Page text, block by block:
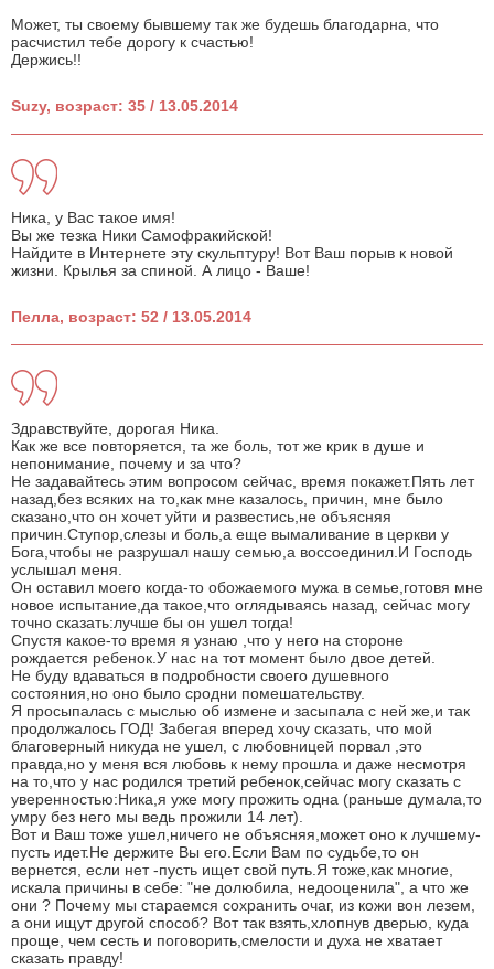
Может, ты своему бывшему так же будешь благодарна, что
расчистил тебе дорогу к счастью!
Держись!!
Suzy, возраст: 35 / 13.05.2014
Ника, у Вас такое имя!
Вы же тезка Ники Самофракийской!
Найдите в Интернете эту скульптуру! Вот Ваш порыв к новой
жизни. Крылья за спиной. А лицо - Ваше!
Пелла, возраст: 52 / 13.05.2014
Здравствуйте, дорогая Ника.
Как же все повторяется, та же боль, тот же крик в душе и
непонимание, почему и за что?
Не задавайтесь этим вопросом сейчас, время покажет.Пять лет
назад,без всяких на то,как мне казалось, причин, мне было
сказано,что он хочет уйти и развестись,не объясняя
причин.Ступор,слезы и боль,а еще вымаливание в церкви у
Бога,чтобы не разрушал нашу семью,а воссоединил.И Господь
услышал меня.
Он оставил моего когда-то обожаемого мужа в семье,готовя мне
новое испытание,да такое,что оглядываясь назад, сейчас могу
точно сказать:лучше бы он ушел тогда!
Спустя какое-то время я узнаю ,что у него на стороне
рождается ребенок.У нас на тот момент было двое детей.
Не буду вдаваться в подробности своего душевного
состояния,но оно было сродни помешательству.
Я просыпалась с мыслью об измене и засыпала с ней же,и так
продолжалось ГОД! Забегая вперед хочу сказать, что мой
благоверный никуда не ушел, с любовницей порвал ,это
правда,но у меня вся любовь к нему прошла и даже несмотря
на то,что у нас родился третий ребенок,сейчас могу сказать с
уверенностью:Ника,я уже могу прожить одна (раньше думала,то
умру без него мы ведь прожили 14 лет).
Вот и Ваш тоже ушел,ничего не объясняя,может оно к лучшему-
пусть идет.Не держите Вы его.Если Вам по судьбе,то он
вернется, если нет -пусть ищет свой путь.Я тоже,как многие,
искала причины в себе: "не долюбила, недооценила", а что же
они ? Почему мы стараемся сохранить очаг, из кожи вон лезем,
а они ищут другой способ? Вот так взять,хлопнув дверью, куда
проще, чем сесть и поговорить,смелости и духа не хватает
сказать правду!